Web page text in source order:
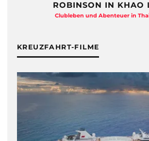
ROBINSON IN KHAO
Clubleben und Abenteuer in
KREUZFAHRT-FILME